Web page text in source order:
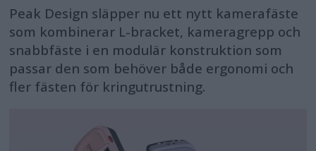
Peak Design släpper nu ett nytt kamerafäste
som kombinerar L-bracket, kameragrepp och
snabbfäste i en modulär konstruktion som
passar den som behöver både ergonomi och
fler fästen för kringutrustning.